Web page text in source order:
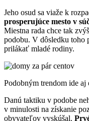
Jeho osud sa viaže k
prosperujúce mesto v
Miestna rada chce tak
podobu. V dôsledku toho
prilákať mladé rodiny.
Podobným trendom ide
Danú taktiku v podobe
v minulosti na získanie
obyvateľov vyskúšal.